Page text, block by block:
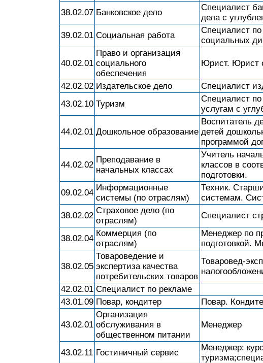
38.02.07 Банковское дело
Специалист
дела с
39.02.01 Социальная работа
Специалист
социальных
40.02.01
Право и организация
социального
обеспечения
Юрист. Юрист
42.02.02 Издательское дело
Специалист
43.02.10 Туризм
Специалист
услугам с
44.02.01 Дошкольное образование
Воспитатель
детей
программой
44.02.02
Преподавание в
начальных классах
Учитель
классов в
подготовки.
09.02.04
Информационные
системы (по отраслям)
Техник.
системам.
38.02.02
Страховое дело (по
отраслям)
Специалист
38.02.04
Коммерция (по
отраслям)
Менеджер по
подготовкой.
38.02.05
Товароведение и
экспертиза качества
потребительских товаров
Товаровед-
42.02.01 Специалист по рекламе
43.01.09 Повар, кондитер Повар.
43.02.01
Организация
обслуживания в
общественном питании
Менеджер
43.02.11 Гостиничный сервис
Менеджер: